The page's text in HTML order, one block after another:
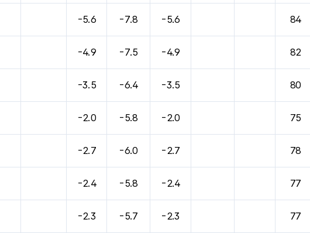
-5.6 -7.8 -5.6 84
-4.9 -7.5 -4.9 82
-3.5 -6.4 -3.5 80
-2.0 -5.8 -2.0 75
-2.7 -6.0 -2.7 78
-2.4 -5.8 -2.4 77
-2.3 -5.7 -2.3 77